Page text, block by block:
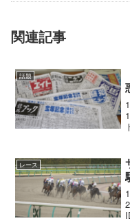
関連記事
話題
レース